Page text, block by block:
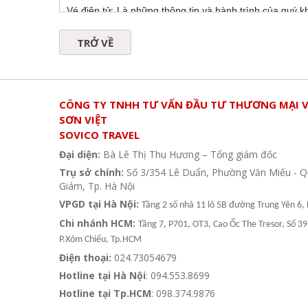
Vé điện tử: Là những thông tin và hành trình của quý
Về sở hữu bản quyền
thuộc quyền sở hữu của Công ty TNHH Tư vấn đầu
cho cá nhân chứ không được sử dụng cho bất cứ mục
Việc lấy nội dung để tham khảo, làm tài liệu cho
ty TNHH Tư vấn đầu tư thương mại và du lịch Sơn
TNHH Tư vấn đầu tư thương mại và du lịch Sơn Việt
Tư vấn đầu tư thương mại và du lịch Sơn Việt bằng
Về thông tin khách hàng
Khi đăng ký thanh toán qua mạng, quý khách sẽ
khoản.
Đối với thông tin cá nhân: Những thông tin này chỉ để
và sẽ hiển thị những nội dung cần thiết trên vé điện
Việt cũng sẽ sử dụng những thông tin liên lạc này để
và những ưu đãi đặc biệt nếu quý khách đồng ý.
TRỞ VỀ
CÔNG TY TNHH TƯ VẤN ĐẦU TƯ THƯƠNG MẠI
SƠN VIỆT
SOVICO TRAVEL
Đại diện: Bà Lê Thị Thu Hương – Tổng giám đốc
Trụ sở chính: Số 3/354 Lê Duẩn, Phường Văn Miếu -
Giám, Tp. Hà Nội
VPGD tại Hà Nội: Tầng 2 số nhà 11 lô 5B đường Trung Yên 6,
Chi nhánh HCM: Tầng 7, P701, OT3, Cao Ốc The Tresor, Số
P.Xóm Chiếu, Tp.HCM
Điện thoại: 024.73054679
Hotline tại Hà Nội: 094.553.8699
Hotline tại Tp.HCM: 098.374.9876